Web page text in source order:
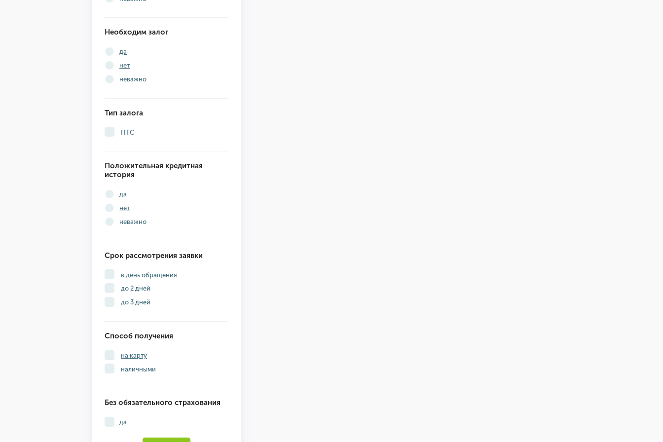
Необходим залог
да
нет
неважно
Тип залога
ПТС
Положительная кредитная
история
да
нет
неважно
Срок рассмотрения заявки
в день обращения
до 2 дней
до 3 дней
Способ получения
на карту
наличными
Без обязательного страхования
да